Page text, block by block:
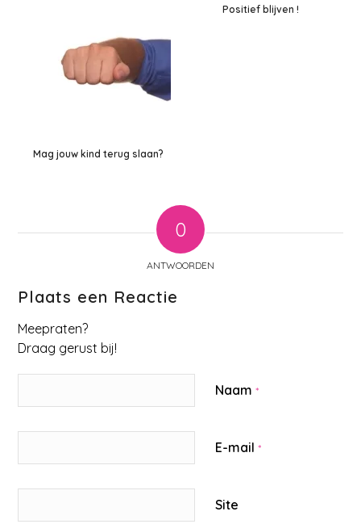
Mag jouw kind terug slaan?
Positief blijven !
0
ANTWOORDEN
Plaats een Reactie
Meepraten?
Draag gerust bij!
Naam*
E-mail*
Site